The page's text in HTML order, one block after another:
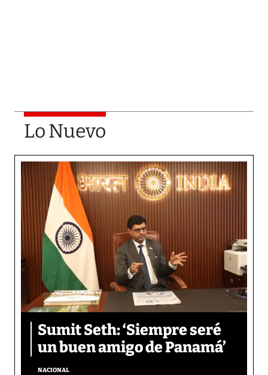
Lo Nuevo
Sumit Seth: ‘Siempre seré
un buen amigo de Panamá’
NACIONAL